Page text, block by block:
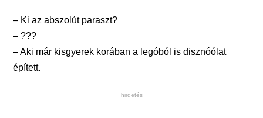
– Ki az abszolút paraszt?
– ???
– Aki már kisgyerek korában a legóból is disznóólat
épített.
hirdetés